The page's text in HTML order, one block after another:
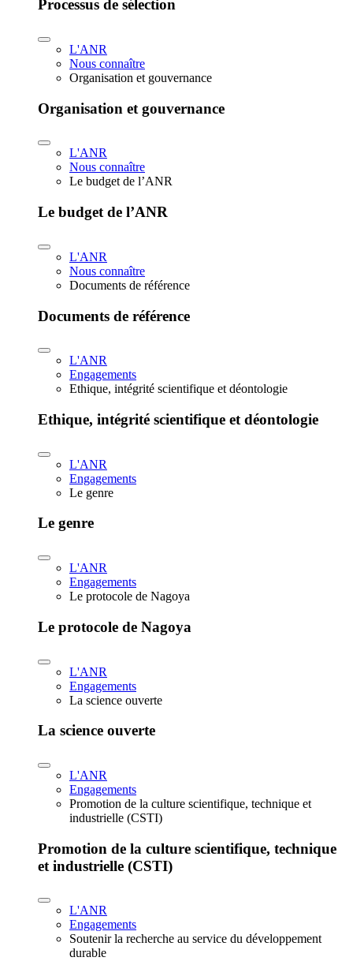
Processus de sélection
L'ANR
Nous connaître
Organisation et gouvernance
Organisation et gouvernance
L'ANR
Nous connaître
Le budget de l’ANR
Le budget de l’ANR
L'ANR
Nous connaître
Documents de référence
Documents de référence
L'ANR
Engagements
Ethique, intégrité scientifique et déontologie
Ethique, intégrité scientifique et déontologie
L'ANR
Engagements
Le genre
Le genre
L'ANR
Engagements
Le protocole de Nagoya
Le protocole de Nagoya
L'ANR
Engagements
La science ouverte
La science ouverte
L'ANR
Engagements
Promotion de la culture scientifique, technique et
industrielle (CSTI)
Promotion de la culture scientifique, technique
et industrielle (CSTI)
L'ANR
Engagements
Soutenir la recherche au service du développement
durable